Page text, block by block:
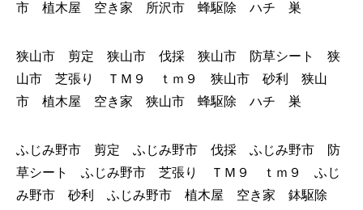
市 植木屋 空き家 所沢市 蜂駆除 ハチ 巣
狭山市 剪定 狭山市 伐採 狭山市 防草シート 狭
山市 芝張り ＴＭ９ ｔｍ９ 狭山市 砂利 狭山
市 植木屋 空き家 狭山市 蜂駆除 ハチ 巣
ふじみ野市 剪定 ふじみ野市 伐採 ふじみ野市 防
草シート ふじみ野市 芝張り ＴＭ９ ｔｍ９ ふじ
み野市 砂利 ふじみ野市 植木屋 空き家 鉢駆除